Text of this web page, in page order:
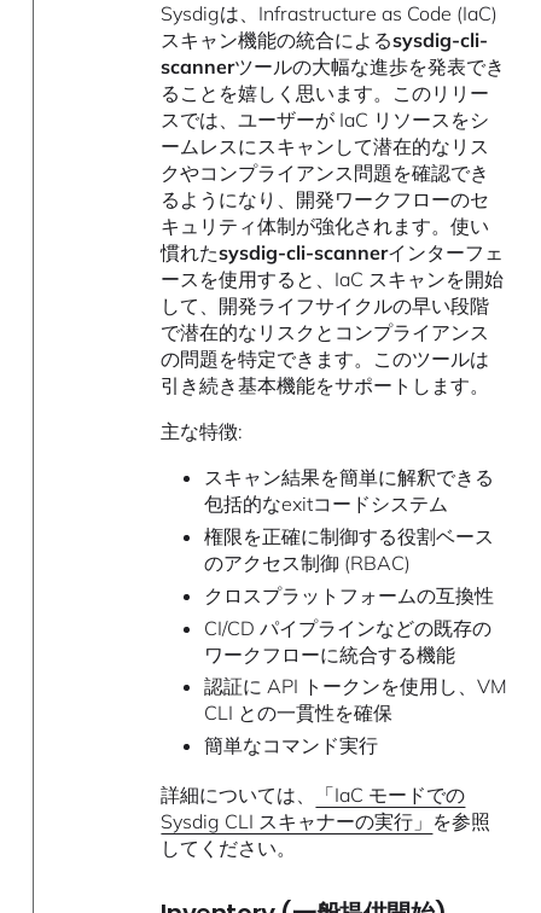
Sysdigは、Infrastructure as Code (IaC)
スキャン機能の統合によるsysdig-cli-
scannerツールの大幅な進歩を発表でき
ることを嬉しく思います。このリリー
スでは、ユーザーが IaC リソースをシ
ームレスにスキャンして潜在的なリス
クやコンプライアンス問題を確認でき
るようになり、開発ワークフローのセ
キュリティ体制が強化されます。使い
慣れたsysdig-cli-scannerインターフェ
ースを使用すると、IaC スキャンを開始
して、開発ライフサイクルの早い段階
で潜在的なリスクとコンプライアンス
の問題を特定できます。このツールは
引き続き基本機能をサポートします。
主な特徴:
スキャン結果を簡単に解釈できる
包括的なexitコードシステム
権限を正確に制御する役割ベース
のアクセス制御 (RBAC)
クロスプラットフォームの互換性
CI/CD パイプラインなどの既存の
ワークフローに統合する機能
認証に API トークンを使用し、VM
CLI との一貫性を確保
簡単なコマンド実行
詳細については、
「IaC モードでの
Sysdig CLI スキャナーの実行」 を参照
してください。